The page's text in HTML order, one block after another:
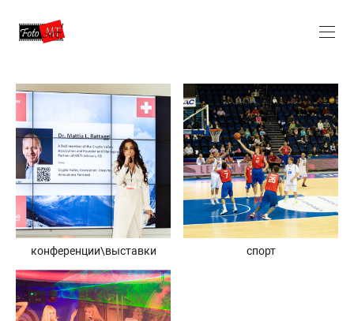
конференции\выставки спорт